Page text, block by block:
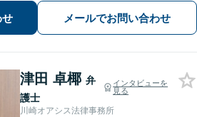
って対応致します。クチコミ・リピー
ターの方多数。お気軽にご相談くださ
い。
メールでお問い合わせ
津田 卓椰 弁
護士
インタビューを
見る
川崎オアシス法律事務所